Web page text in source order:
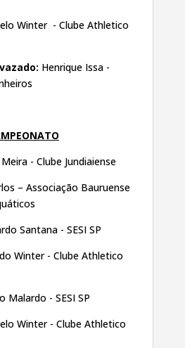
Winter - Clube Athletico
Henrique Issa -
- Clube Jundiaiense
– Associação Bauruense
Santana - SESI SP
Winter - Clube Athletico
Malardo - SESI SP
Winter - Clube Athletico